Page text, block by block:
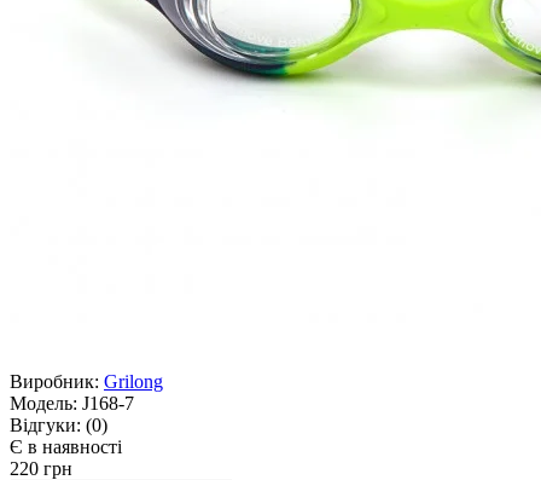
Виробник: Grilong
Модель: J168-7
Відгуки: (0)
Є в наявності
220 грн